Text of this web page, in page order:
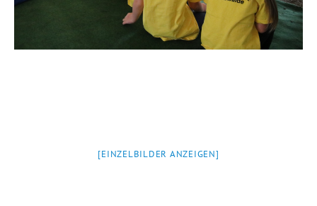
[EINZELBILDER ANZEIGEN]